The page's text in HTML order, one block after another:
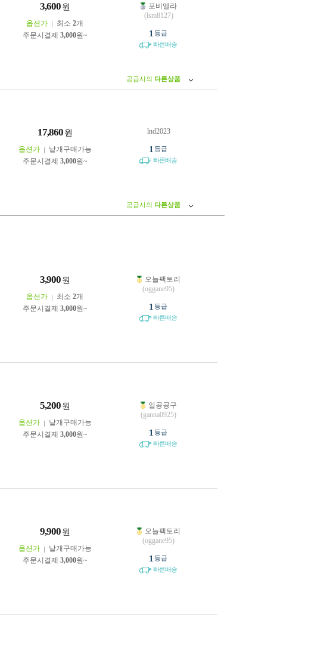
3,600 원
옵션가 최소 2개
주문시결제 3,000원~
포비엘라
(lsm8127)
1 등급
빠른배송
공급사의 다른상품
17,860 원
옵션가
낱개구매가능
주문시결제 3,000원~
lnd2023
1 등급
빠른배송
공급사의 다른상품
3,900 원
옵션가 최소 2개
주문시결제 3,000원~
오늘팩토리
(oggane95)
1 등급
빠른배송
5,200 원
옵션가
낱개구매가능
주문시결제 3,000원~
일공공구
(ganna0925)
1 등급
빠른배송
9,900 원
옵션가
낱개구매가능
주문시결제 3,000원~
오늘팩토리
(oggane95)
1 등급
빠른배송